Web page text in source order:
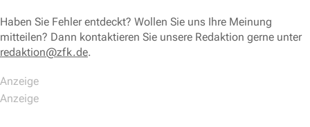
Haben Sie Fehler entdeckt? Wollen Sie uns Ihre Meinung
mitteilen? Dann kontaktieren Sie unsere Redaktion gerne unter
redaktion@zfk.de.